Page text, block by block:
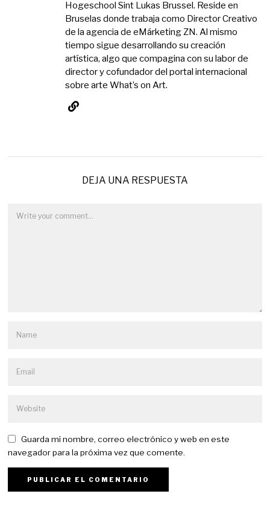
Hogeschool Sint Lukas Brussel. Reside en
Bruselas donde trabaja como Director Creativo
de la agencia de eMárketing ZN. Al mismo
tiempo sigue desarrollando su creación
artística, algo que compagina con su labor de
director y cofundador del portal internacional
sobre arte What’s on Art.
DEJA UNA RESPUESTA
Guarda mi nombre, correo electrónico y web en este
navegador para la próxima vez que comente.